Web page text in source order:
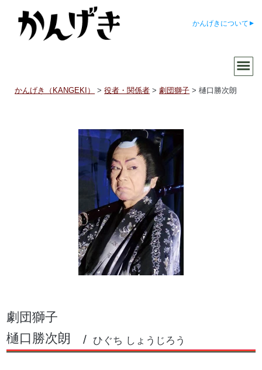
かんげきについて
かんげき（KANGEKI） >役者・関係者 >劇団獅子 >樋口勝次朗
劇団獅子
樋口勝次朗
ひぐち しょうじろう